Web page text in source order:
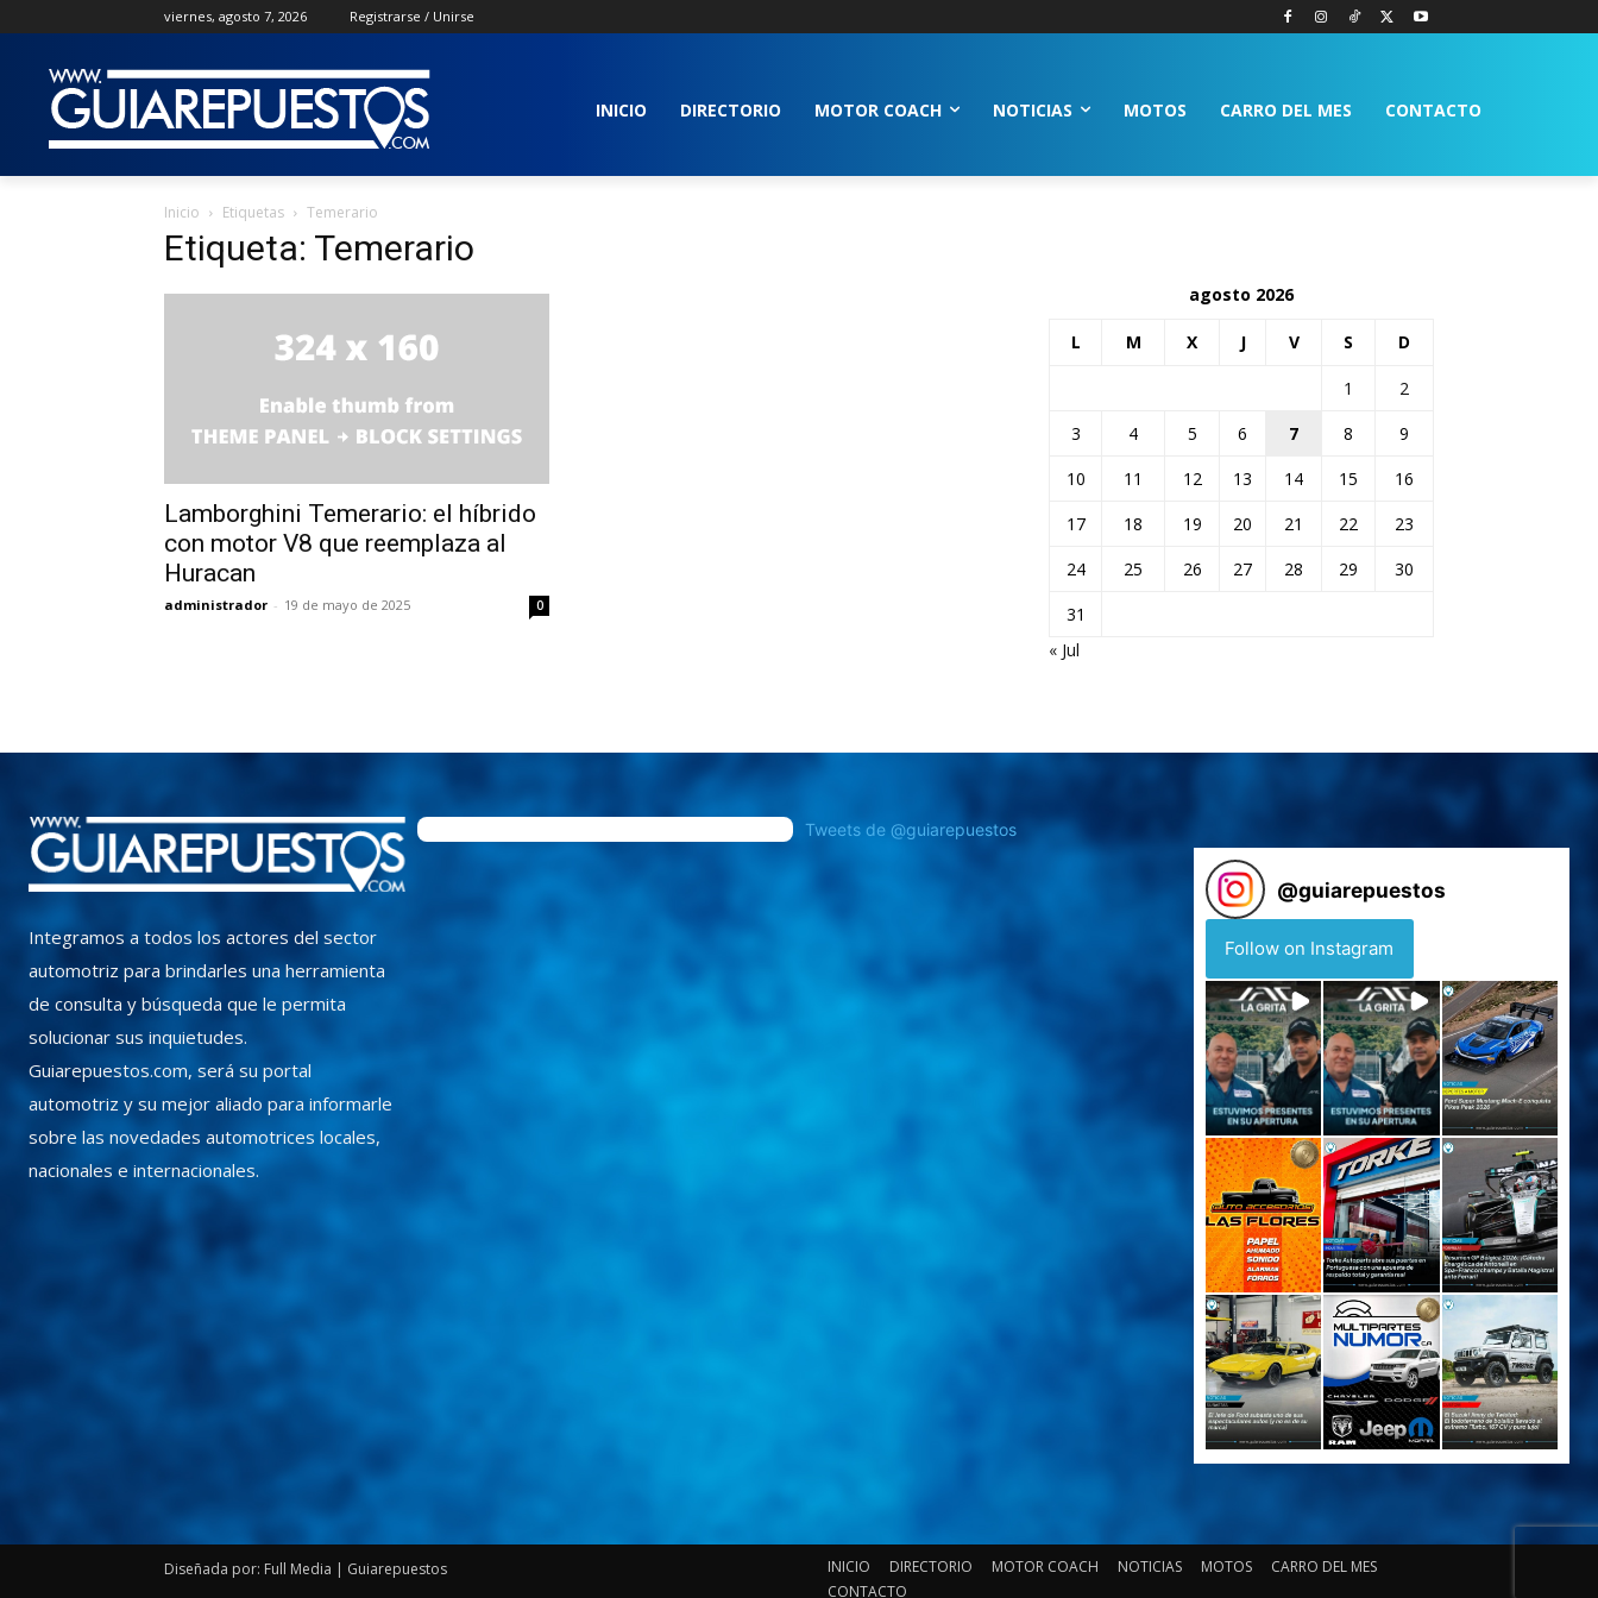
viernes, agosto 7, 2026 Registrarse / Unirse
INICIO DIRECTORIO MOTOR COACH NOTICIAS MOTOS CARRO DEL MES CONTACTO
Inicio Etiquetas Temerario
Etiqueta: Temerario
Lamborghini Temerario: el híbrido
con motor V8 que reemplaza al
Huracan
administrador - 19 de mayo de 2025 0
agosto 2026
L M X J V S D
1
2
3
4 5 6 7 8
9
10
11 12 13 14 15
16
17
18 19 20 21 22
23
24
25 26 27 28 29
30
31
« Jul
Integramos a todos los actores del sector
automotriz para brindarles una herramienta
de consulta y búsqueda que le permita
solucionar sus inquietudes.
Guiarepuestos.com, será su portal
automotriz y su mejor aliado para informarle
sobre las novedades automotrices locales,
nacionales e internacionales.
Tweets de @guiarepuestos
@guiarepuestos
Follow on Instagram
Diseñada por: Full Media | Guiarepuestos INICIO DIRECTORIO MOTOR COACH NOTICIAS MOTOS
CARRO DEL MES
CONTACTO